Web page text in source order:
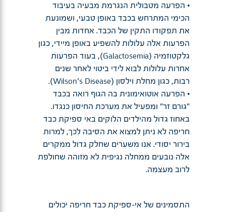
• הפרעה מטבולית הנגרמת מבעיה בעיבוד
הכימי המתרחש בכבד באופן טבעי, ושמונעת
את תפקודו התקין של הכבד. אחדות מבין
הפרעות אלה עלולות להשפיע באופן מיידי, כגון
גלקטוזמיה (Galactosemia), בעוד הפרעות
אחרות עלולות לבוא לידי ביטוי לאחר שנים
רבות, כגון מחלת וילסון (Wilson's Disease).
• הפרעה אוטואימונית בה הגוף רואה בכבד
"גורם זר" ומפעיל את מערכת החיסון כנגדו.
באחוז גדול מהילדים הלוקים באי ספיקת כבד
חריפה לא ניתן למצוא את הסיבה לכך, למרות
בירור יסודי. אנו משערים שחלק גדול ממקרים
אלה נובעים ממחלה נגיפית לא מזוהה שחולפת
לרוב מעצמה.
התסמינים של אי-ספיקת כבד חריפה יכולים